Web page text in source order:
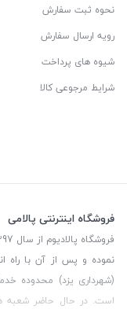
نحوه ثبت سفارش
رویه ارسال سفارش
شیوه های پرداخت
شرایط مرجوعی کالا
فروشگاه اینترنتی پالامی
نموده و پس از آن با راه
(شهرداری یزد) محدوده
است. در حال حاضر شعبه